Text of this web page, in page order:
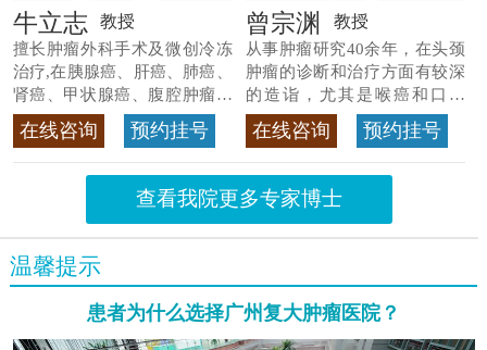
牛立志 教授
擅长肿瘤外科手术及微创冷冻
治疗,在胰腺癌、肝癌、肺癌、
肾癌、甲状腺癌、腹腔肿瘤等
>>查看专家详情
在线咨询 预约挂号
曾宗渊 教授
从事肿瘤研究40余年，在头颈
肿瘤的诊断和治疗方面有较深
的造诣，尤其是喉癌和口腔
癌，迄今仍是广东喉癌单病种
首席专家>>查看专家详情
在线咨询 预约挂号
查看我院更多专家博士
温馨提示
患者为什么选择广州复大肿瘤医院？